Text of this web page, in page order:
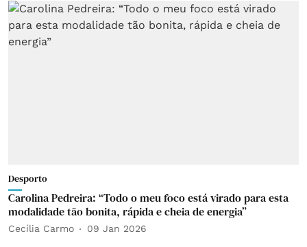
Desporto
Carolina Pedreira: “Todo o meu foco está virado para esta
modalidade tão bonita, rápida e cheia de energia”
Cecília Carmo 09 Jan 2026